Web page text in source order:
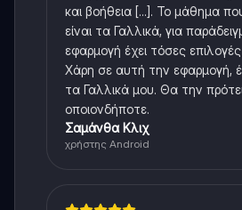
και βοήθεια [...]. Το μάθημα
είναι τα Γαλλικά, για
εφαρμογή έχει τόσες
Χάρη σε αυτή την εφαρμογή,
τα Γαλλικά μου. Θα την
οποιονδήποτε.
Σαμάνθα Κλιχ
χρήστης Android